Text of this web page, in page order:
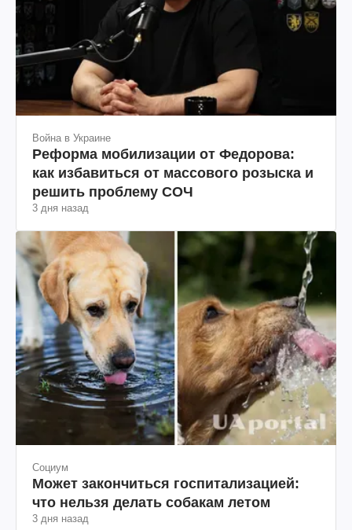
Война в Украине
Реформа мобилизации от Федорова:
как избавиться от массового розыска и
решить проблему СОЧ
3 дня назад
Социум
Может закончиться госпитализацией:
что нельзя делать собакам летом
3 дня назад